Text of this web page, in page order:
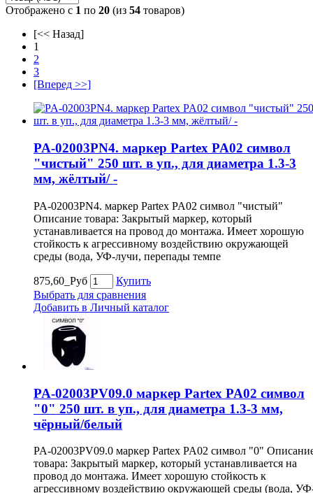
Отображено с 1 по 20 (из 54 товаров)
[<< Назад]
1
2
3
[Вперед >>]
PA-02003PN4. маркер Partex PA02 символ
"чистый" 250 шт. в уп., для диаметра 1.3-3
мм, жёлтый/ -
PA-02003PN4. маркер Partex PA02 символ "чистый"
Описание товара: Закрытый маркер, который
устанавливается на провод до монтажа. Имеет хорошую
стойкость к агрессивному воздействию окружающей
среды (вода, УФ-лучи, перепады темпе
875,60_Руб
Купить
Выбрать для сравнения
Добавить в Личный каталог
PA-02003PV09.0 маркер Partex PA02 символ
"0" 250 шт. в уп., для диаметра 1.3-3 мм,
чёрный/белый
PA-02003PV09.0 маркер Partex PA02 символ "0"
товара: Закрытый маркер, который устанавливается на
провод до монтажа. Имеет хорошую стойкость к
агрессивному воздействию окружающей среды (вода,